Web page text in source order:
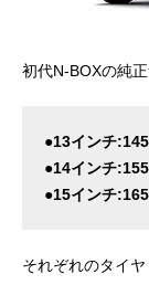
初代N-BOXの純
●13インチ
●14インチ
●15インチ
それぞれのタイ